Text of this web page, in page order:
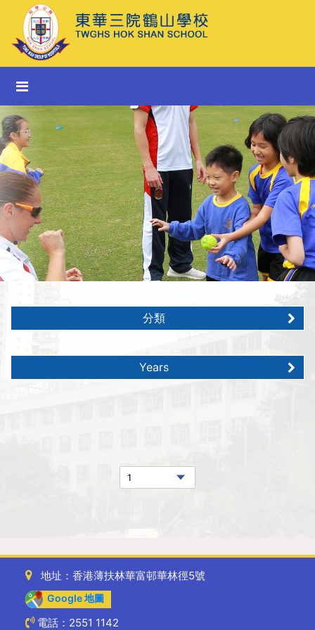
分類
Years
地址：香港薄扶林華富邨華林徑5號
Google 地圖
電話：2551 1142